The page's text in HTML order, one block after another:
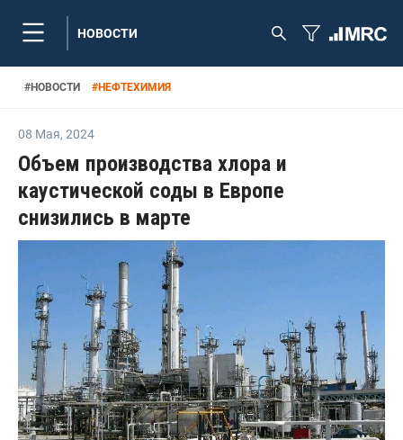
НОВОСТИ
#НОВОСТИ #НЕФТЕХИМИЯ
08 Мая, 2024
Объем производства хлора и
каустической соды в Европе
снизились в марте